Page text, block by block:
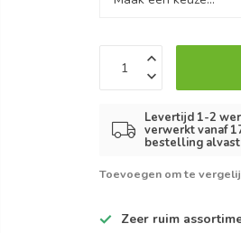
Levertijd 1-2
verwerkt vanaf
bestelling alvast
Toevoegen om te
Zeer ruim